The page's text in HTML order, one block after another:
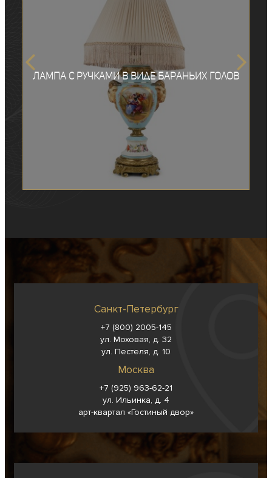
Лампа с ручками в виде бараньих голов
Санкт-Петербург
+7 (800) 2005-145
ул. Моховая, д. 32
ул. Пестеля, д. 10
Москва
+7 (925) 963-62-21
ул. Ильинка, д. 4
арт-квартал «Гостиный двор»